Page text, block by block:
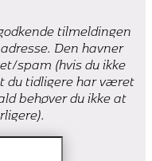
tilmeldingen
Den havner
spam (hvis du ikke
du tidligere har været
behøver du ikke at